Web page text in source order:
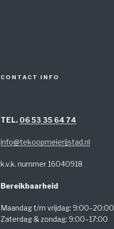
CONTACT INFO
TEL. 06 53 35 64 74
info@tekoopmeierijstad.nl
k.v.k. nummer 16040918
Bereikbaarheid
Maandag t/m vrijdag: 9:00–20:00
Zaterdag & zondag: 9:00–17:00